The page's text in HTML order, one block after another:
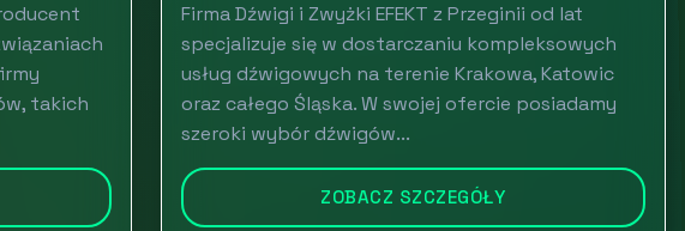
takich
Firma Dźwigi i Zwyżki EFEKT z Przeginii od lat
specjalizuje się w dostarczaniu kompleksowych
usług dźwigowych na terenie Krakowa, Katowic
oraz całego Śląska. W swojej ofercie posiadamy
szeroki wybór dźwigów...
ZOBACZ SZCZEGÓŁY